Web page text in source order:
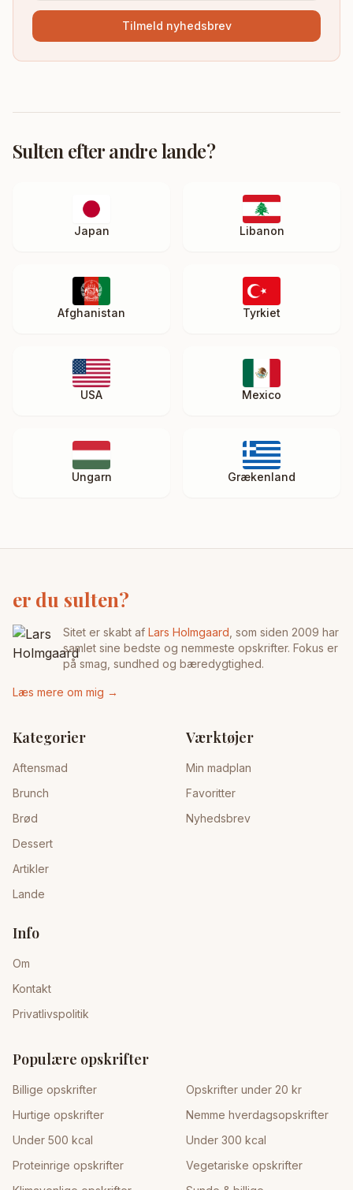
Tilmeld nyhedsbrev
Sulten efter andre lande?
Japan Libanon
Afghanistan Tyrkiet
USA Mexico
Ungarn Grækenland
er du sulten?
Sitet er skabt af Lars Holmgaard, som siden 2009 har
samlet sine bedste og nemmeste opskrifter. Fokus er
på smag, sundhed og bæredygtighed.
Læs mere om mig →
Kategorier
Aftensmad
Brunch
Brød
Dessert
Artikler
Lande
Værktøjer
Min madplan
Favoritter
Nyhedsbrev
Info
Om
Kontakt
Privatlivspolitik
Populære opskrifter
Billige opskrifter
Opskrifter under 20 kr
Hurtige opskrifter
Nemme hverdagsopskrifter
Under 500 kcal
Under 300 kcal
Proteinrige opskrifter
Vegetariske opskrifter